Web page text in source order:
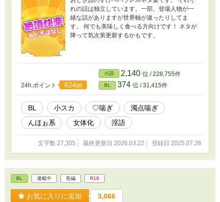
れの話は独立しています。一部、登場人物が一
緒な話がありますが世界軸が違ったりしてま
す。 何でも美味しく食べる方向けです！ ネタが
降って気次第更新するかもです。
24h.ポイント 624pt
小説 2,140 位 / 228,755件
BL 374 位 / 31,415件
BL 小スカ ♡喘ぎ
濁点喘ぎ
んほぉ系
女体化 淫語
文字数 27,305 最終更新日 2026.03.22 登録日 2025.07.26
BL 連載中 長編 R18
お気に入りに追加 3,066